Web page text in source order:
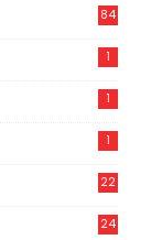
84
1
1
1
22
24